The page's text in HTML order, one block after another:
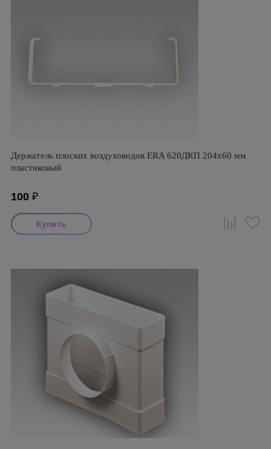
Держатель плоских воздуховодов ERA 620ДКП 204х60 мм
пластиковый
100 ₽